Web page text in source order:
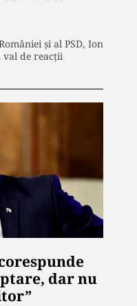
și al PSD, Ion
val de reacții
dar nu